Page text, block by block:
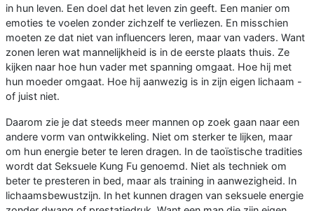
in hun leven. Een doel dat het leven zin geeft. Een manier om
emoties te voelen zonder zichzelf te verliezen. En misschien
moeten ze dat niet van influencers leren, maar van vaders. Want
zonen leren wat mannelijkheid is in de eerste plaats thuis. Ze
kijken naar hoe hun vader met spanning omgaat. Hoe hij met
hun moeder omgaat. Hoe hij aanwezig is in zijn eigen lichaam -
of juist niet.
Daarom zie je dat steeds meer mannen op zoek gaan naar een
andere vorm van ontwikkeling. Niet om sterker te lijken, maar
om hun energie beter te leren dragen. In de taoïstische tradities
wordt dat Seksuele Kung Fu genoemd. Niet als techniek om
beter te presteren in bed, maar als training in aanwezigheid. In
lichaamsbewustzijn. In het kunnen dragen van seksuele energie